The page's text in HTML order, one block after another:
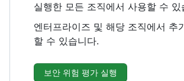
실행한 모든 조직에서 사용할 수 있
엔터프라이즈 및 해당 조직에서 추
할 수 있습니다.
보안 위험 평가 실행